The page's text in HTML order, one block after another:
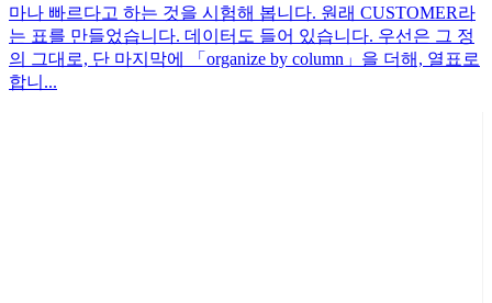
마나 빠르다고 하는 것을 시험해 봅니다. 원래 CUSTOMER라
는 표를 만들었습니다. 데이터도 들어 있습니다. 우선은 그 정
의 그대로, 단 마지막에 「organize by column」을 더해, 열표로
합니...